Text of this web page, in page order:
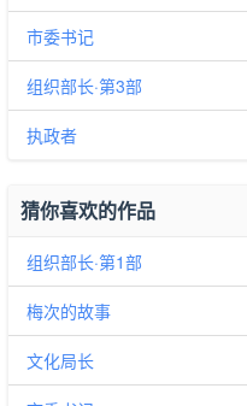
市委书记
组织部长·第3部
执政者
猜你喜欢的作品
组织部长·第1部
梅次的故事
文化局长